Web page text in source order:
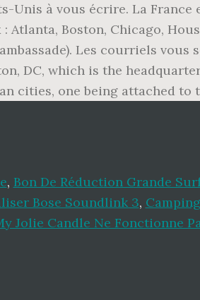
Unis à vous écrire. La
Boston, Chicago,
Les courriels
DC, which is the
cities, one being attached to
, Bon De Réduction Grande
Bose Soundlink 3,
Jolie Candle Ne Fonctionne